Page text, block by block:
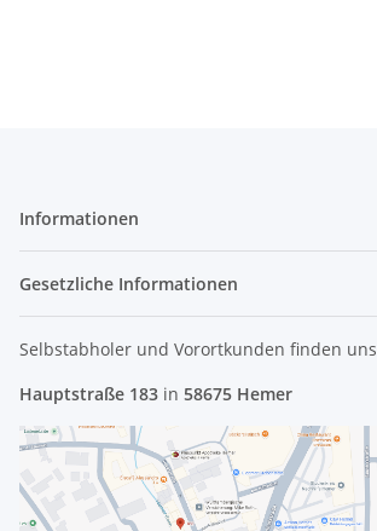
Informationen
Gesetzliche Informationen
Selbstabholer und Vorortkunden finden uns
Hauptstraße 183 in 58675 Hemer